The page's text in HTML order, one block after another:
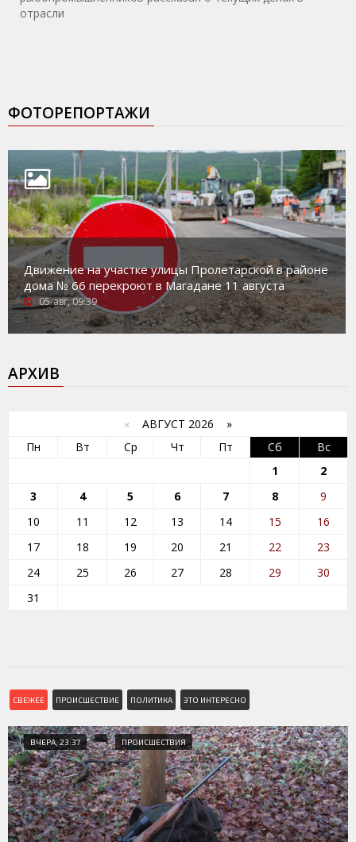
отрасли
ФОТОРЕПОРТАЖИ
Движение на участке улицы Пролетарской в районе
дома № 66 перекроют в Магадане 11 августа
05-авг, 09:39
АРХИВ
« АВГУСТ 2026 »
Пн
Вт Ср Чт Пт Сб
Вс
1
2
3
4 5 6 7 8
9
10
11 12 13 14 15
16
17
18 19 20 21 22
23
24
25 26 27 28 29
30
31
СВЕЖЕЕ ПРОИСШЕСТВИЕ ПОЛИТИКА ЭТО ИНТЕРЕСНО
ВЧЕРА, 23:37 ПРОИСШЕСТВИЯ